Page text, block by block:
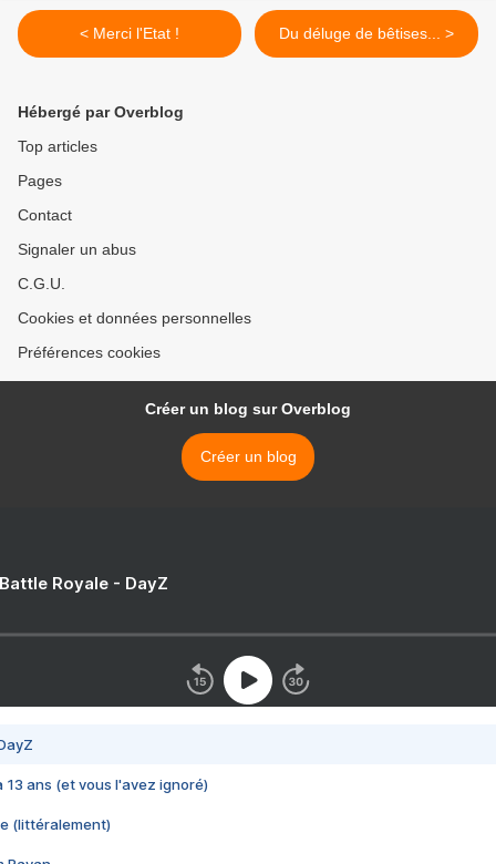
< Merci l'Etat ! Du déluge de bêtises... >
Hébergé par Overblog
Top articles
Pages
Contact
Signaler un abus
C.G.U.
Cookies et données personnelles
Préférences cookies
Créer un blog sur Overblog
Créer un blog
Royale - DayZ
13 ans (et vous l'avez ignoré)
(littéralement)